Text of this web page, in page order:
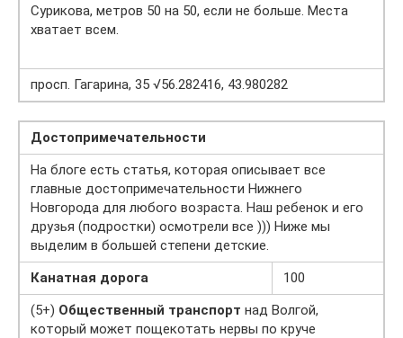
Сурикова, метров 50 на 50, если не больше. Места
хватает всем.
просп. Гагарина, 35 √56.282416, 43.980282
Достопримечательности
На блоге есть статья, которая описывает все
главные достопримечательности Нижнего
Новгорода для любого возраста. Наш ребенок и его
друзья (подростки) осмотрели все ))) Ниже мы
выделим в большей степени детские.
Канатная дорога
100
(5+) Общественный транспорт над Волгой,
который может пощекотать нервы по круче